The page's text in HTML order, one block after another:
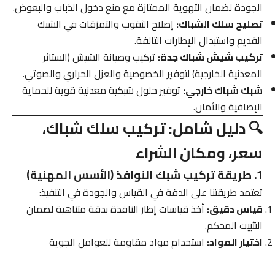
الجودة لضمان التهوية الممتازة مع منع دخول الذباب والبعوض.
تصليح سلك الشباك: إصلاح الثقوب والتمزقات في الشبك
القديم واستبدال الإطارات التالفة.
تركيب شيش شباك جدة: تركيب وصيانة الشيش (الستائر
المعدنية الخارجية) لتوفير الخصوصية والعزل الحراري والصوتي.
شبك شباك خارجي: توفير حلول شبكية معدنية قوية للحماية
الإضافية والأمان.
🔍 دليل شامل: تركيب سلك شباك،
سعر، ومكان الشراء
1. طريقة تركيب شبك النوافذ (الأسس المهنية)
تعتمد طريقتنا على الدقة في القياس والجودة في التنفيذ:
قياس دقيق: أخذ قياسات إطار النافذة بدقة متناهية لضمان
التثبيت المحكم.
اختيار المواد: استخدام مواد مقاومة للعوامل الجوية